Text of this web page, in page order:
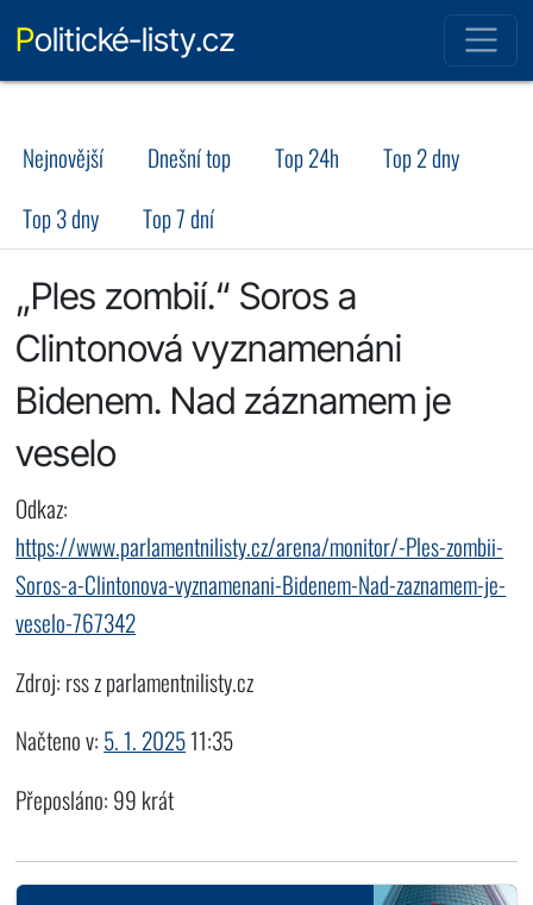
Politické-listy.cz
Nejnovější Dnešní top Top 24h
Top 2 dny
Top 3 dny
Top 7 dní
„Ples zombií.“ Soros a
Clintonová vyznamenáni
Bidenem. Nad záznamem je
veselo
Odkaz:
https://www.parlamentnilisty.cz/arena/monitor/-Ples-zombii-
Soros-a-Clintonova-vyznamenani-Bidenem-Nad-zaznamem-je-
veselo-767342
Zdroj: rss z parlamentnilisty.cz
Načteno v: 5. 1. 202511:35
Přeposláno: 99 krát